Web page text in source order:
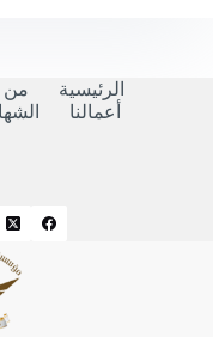
الرئيسية من
أعمالنا